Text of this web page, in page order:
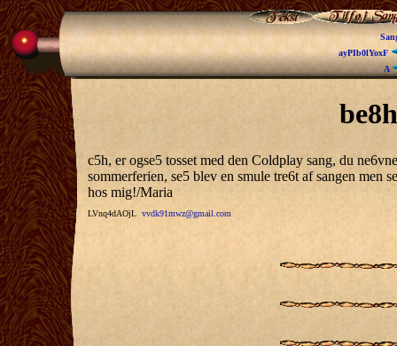
ayPIb0lYoxF
A
c5h, er ogse5 tosset med den Coldplay sang, du
sommerferien, se5 blev en smule tre6t af sangen men
hos mig!/Maria
LVnq4dAOjL vvdk91mwz@gmail.com